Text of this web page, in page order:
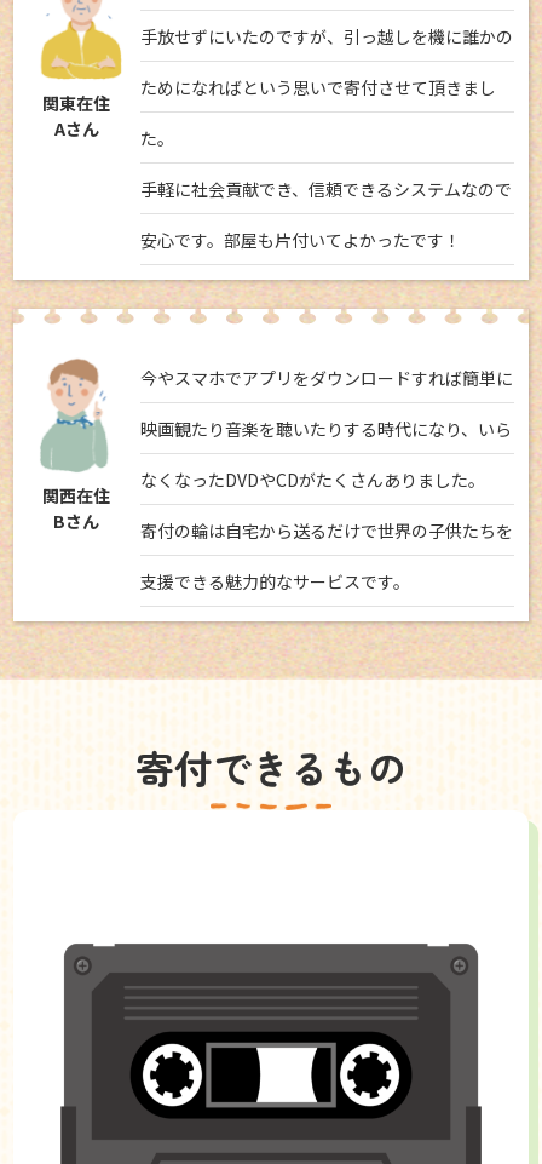
関東在住
Aさん
手放せずにいたのですが、引っ越しを機に誰かの
ためになればという思いで寄付させて頂きまし
た。
手軽に社会貢献でき、信頼できるシステムなので
安心です。部屋も片付いてよかったです！
関西在住
Bさん
今やスマホでアプリをダウンロードすれば簡単に
映画観たり音楽を聴いたりする時代になり、いら
なくなったDVDやCDがたくさんありました。
寄付の輪は自宅から送るだけで世界の子供たちを
支援できる魅力的なサービスです。
寄付できるもの